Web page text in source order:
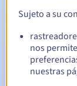
vencimiento
Email el día
del nombre de
Sujeto a su
nos
nuestras